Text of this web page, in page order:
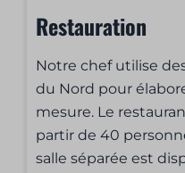
Restauration
Notre chef utilise
du Nord pour
mesure. Le
partir de 40
salle séparée est